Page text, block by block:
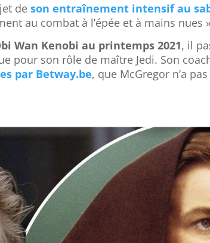
de son entraînement intensif au
au combat à l’épée et à mains nues
Wan Kenobi au printemps 2021, il
pour son rôle de maître Jedi. Son
par Betway.be, que McGregor n’a